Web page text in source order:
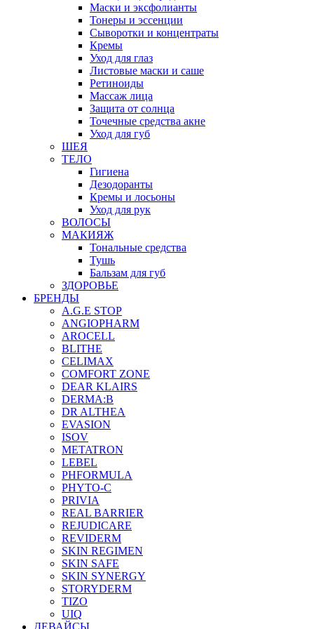
Маски и эксфолианты
Тонеры и эссенции
Сыворотки и концентраты
Кремы
Уход для глаз
Листовые маски и саше
Ретиноиды
Массаж лица
Защита от солнца
Точечные средства акне
Уход для губ
ШЕЯ
ТЕЛО
Гигиена
Дезодоранты
Кремы и лосьоны
Уход для рук
ВОЛОСЫ
МАКИЯЖ
Тональные средства
Тушь
Бальзам для губ
ЗДОРОВЬЕ
БРЕНДЫ
A.G.E STOP
ANGIOPHARM
AROCELL
BLITHE
CELIMAX
COMFORT ZONE
DEAR KLAIRS
DERMA:B
DR ALTHEA
EVASION
ISOV
METATRON
LEBEL
PHFORMULA
PHYTO-C
PRIVIA
REAL BARRIER
REJUDICARE
REVIDERM
SKIN REGIMEN
SKIN SAFE
SKIN SYNERGY
STORYDERM
TIZO
UIQ
ДЕВАЙСЫ